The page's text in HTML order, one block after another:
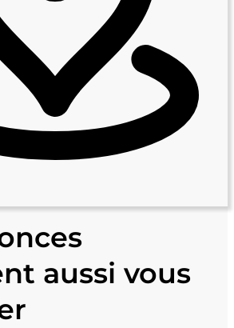
aussi vous